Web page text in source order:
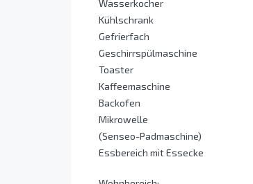
Wasserkocher
Kühlschrank
Gefrierfach
Geschirrspülmaschine
Toaster
Kaffeemaschine
Backofen
Mikrowelle
(Senseo-Padmaschine)
Essbereich mit Essecke